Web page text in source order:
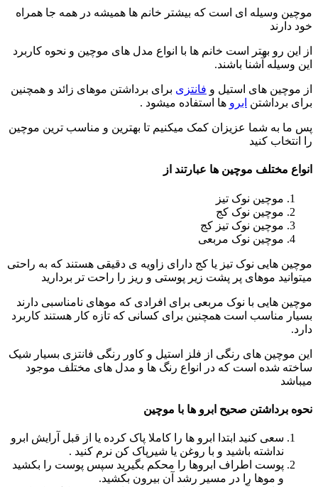
ای است که بیشتر خانم ها همیشه در همه جا همراه
است خانم ها با انواع مدل های موچین و نحوه کاربرد
باشند.
استیل وفانتزیبرای برداشتن موهای زائد و همچنین
ابروها استفاده میشود .
عزیزان کمک میکنیم تا بهترین و مناسب ترین موچین
موچین ها عبارتند از
نوک تیز
نوک کج
نوک تیز کج
نوک مربعی
نوک تیز یا کج دارای زاویه ی دقیقی هستند که به راحتی
پر پشت زیر پوستی و ریز را راحت تر بردارید
با نوک مربعی برای افرادی که موهای نامناسبی دارند
است همچنین برای کسانی که تازه کار هستند کاربرد
رنگی از فلز استیل و کاور رنگی فانتزی بسیار شیک
که در انواع رنگ ها و مدل های مختلف موجود
صحیح ابرو ها با موچین
ابتدا ابرو ها را کاملا پاک کرده یا از قبل آرایش ابرو
باشید و با روغن یا شیرپاک کن نرم کنید .
اطراف ابروها را محکم بگیرید سپس پوست را بکشید
را در مسیر رشد آن بیرون بکشید.